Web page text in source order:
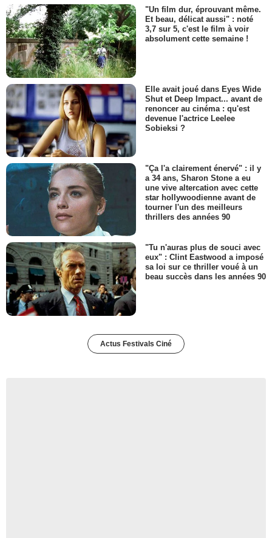
"Un film dur, éprouvant même.
Et beau, délicat aussi" : noté
3,7 sur 5, c'est le film à voir
absolument cette semaine !
Elle avait joué dans Eyes Wide
Shut et Deep Impact... avant de
renoncer au cinéma : qu'est
devenue l'actrice Leelee
Sobieksi ?
"Ça l'a clairement énervé" : il y
a 34 ans, Sharon Stone a eu
une vive altercation avec cette
star hollywoodienne avant de
tourner l'un des meilleurs
thrillers des années 90
"Tu n'auras plus de souci avec
eux" : Clint Eastwood a imposé
sa loi sur ce thriller voué à un
beau succès dans les années 90
Actus Festivals Ciné